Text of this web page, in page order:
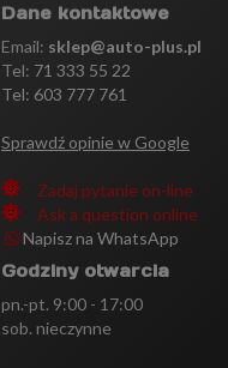
Dane kontaktowe
Email: sklep@auto-plus.pl
Tel: 71 333 55 22
Tel: 603 777 761
Sprawdź opinie w Google
Zadaj pytanie on-line
Ask a question online
Napisz na WhatsApp
Godziny otwarcia
pn.-pt. 9:00 - 17:00
sob. nieczynne